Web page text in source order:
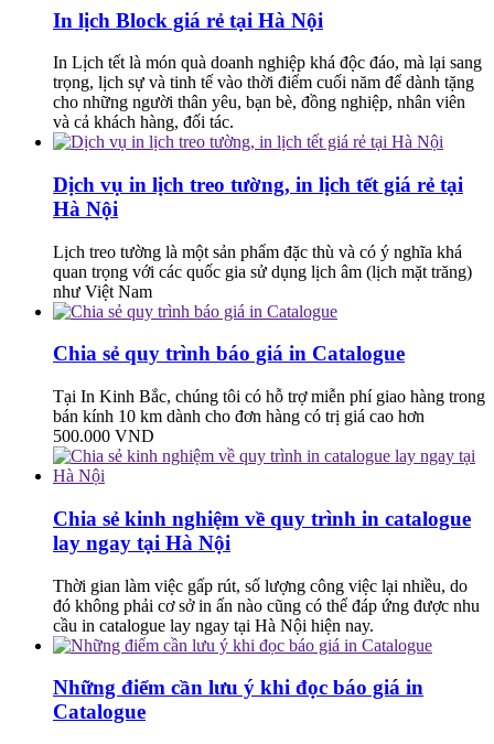
In lịch Block giá rẻ tại Hà Nội
In Lịch tết là món quà doanh nghiệp khá độc đáo, mà lại sang
trọng, lịch sự và tinh tế vào thời điểm cuối năm để dành tặng
cho những người thân yêu, bạn bè, đồng nghiệp, nhân viên
và cả khách hàng, đối tác.
Dịch vụ in lịch treo tường, in lịch tết giá rẻ tại
Hà Nội
Lịch treo tường là một sản phẩm đặc thù và có ý nghĩa khá
quan trọng với các quốc gia sử dụng lịch âm (lịch mặt trăng)
như Việt Nam
Chia sẻ quy trình báo giá in Catalogue
Tại In Kinh Bắc, chúng tôi có hỗ trợ miễn phí giao hàng trong
bán kính 10 km dành cho đơn hàng có trị giá cao hơn
500.000 VND
Chia sẻ kinh nghiệm về quy trình in catalogue
lay ngay tại Hà Nội
Thời gian làm việc gấp rút, số lượng công việc lại nhiều, do
đó không phải cơ sở in ấn nào cũng có thể đáp ứng được nhu
cầu in catalogue lay ngay tại Hà Nội hiện nay.
Những điểm cần lưu ý khi đọc báo giá in
Catalogue